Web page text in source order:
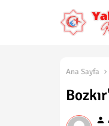
Ana Sayfa
person